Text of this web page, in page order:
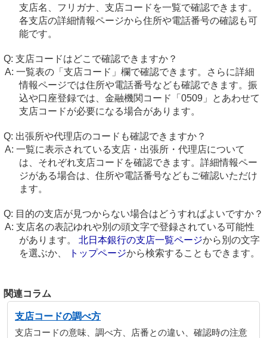
支店名、フリガナ、支店コードを一覧で確認できます。
各支店の詳細情報ページから住所や電話番号の確認も可
能です。
支店コードはどこで確認できますか？
一覧表の「支店コード」欄で確認できます。さらに詳細
情報ページでは住所や電話番号なども確認できます。振
込や口座登録では、金融機関コード「0509」とあわせて
支店コードが必要になる場合があります。
出張所や代理店のコードも確認できますか？
一覧に表示されている支店・出張所・代理店について
は、それぞれ支店コードを確認できます。詳細情報ペー
ジがある場合は、住所や電話番号などもご確認いただけ
ます。
目的の支店が見つからない場合はどうすればよいですか？
支店名の表記ゆれや別の頭文字で登録されている可能性
があります。 北日本銀行の支店一覧ページから別の文字
を選ぶか、
トップページから検索することもできます。
関連コラム
支店コードの調べ方
支店コードの意味、調べ方、店番との違い、確認時の注意